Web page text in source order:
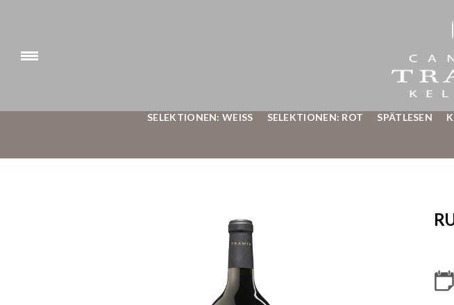
SELEKTIONEN: WEISS SELEKTIONEN: ROT SPÄTLESEN